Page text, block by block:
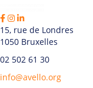
15, rue de Londres
1050 Bruxelles
02 502 61 30
info@avello.org